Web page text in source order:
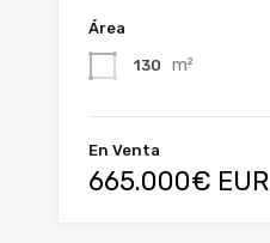
Área
130 m²
En Venta
665.000€ EUR